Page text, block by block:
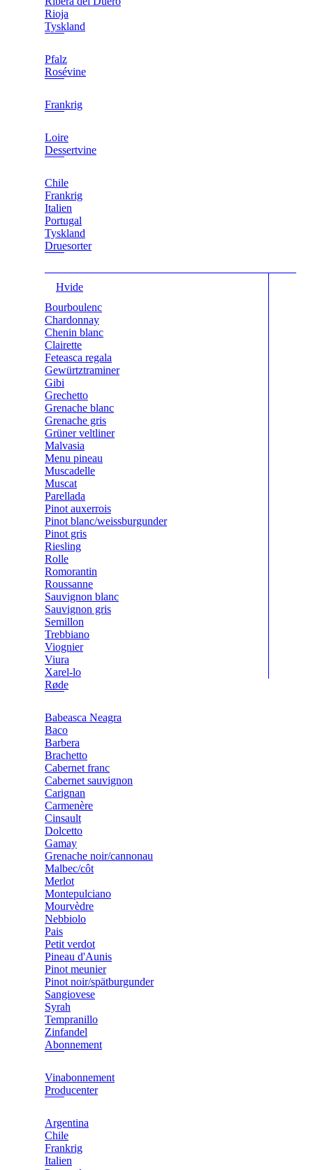
Rioja
Tyskland
Pfalz
Rosévine
Frankrig
Loire
Dessertvine
Chile
Frankrig
Italien
Portugal
Tyskland
Druesorter
Hvide
Bourboulenc
Chardonnay
Chenin blanc
Clairette
Feteasca regala
Gewürtztraminer
Gibi
Grechetto
Grenache blanc
Grenache gris
Grüner veltliner
Malvasia
Menu pineau
Muscadelle
Muscat
Parellada
Pinot auxerrois
Pinot blanc/weissburgunder
Pinot gris
Riesling
Rolle
Romorantin
Roussanne
Sauvignon blanc
Sauvignon gris
Semillon
Trebbiano
Viognier
Viura
Xarel-lo
Røde
Babeasca Neagra
Baco
Barbera
Brachetto
Cabernet franc
Cabernet sauvignon
Carignan
Carmenère
Cinsault
Dolcetto
Gamay
Grenache noir/cannonau
Malbec/côt
Merlot
Montepulciano
Mourvèdre
Nebbiolo
Pais
Petit verdot
Pineau d'Aunis
Pinot meunier
Pinot noir/spätburgunder
Sangiovese
Syrah
Tempranillo
Zinfandel
Abonnement
Vinabonnement
Producenter
Argentina
Chile
Frankrig
Italien